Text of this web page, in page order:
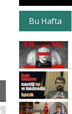
Bu Hafta